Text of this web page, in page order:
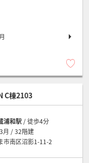
C棟2103
浦和駅 / 徒歩4分
月 / 32階建
市南区沼影1-11-2